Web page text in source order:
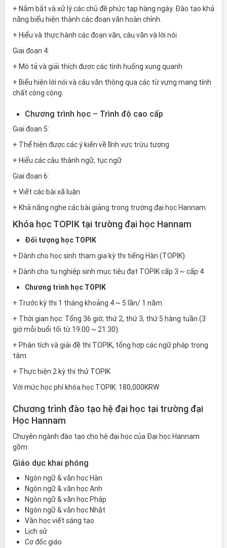
+ Nắm bắt và xử lý các chủ đề phức tạp hàng ngày. Đào tạo khả
năng biểu hiện thành các đoạn văn hoàn chỉnh.
+ Hiểu và thực hành các đoạn văn, câu văn và lời nói
Giai đoạn 4:
+ Mô tả và giải thích được các tình huống xung quanh
+ Biểu hiện lời nói và câu văn thông qua các từ vựng mang tính
chất công cộng.
Chương trình học – Trình độ cao cấp
Giai đoạn 5:
+ Thể hiện được các ý kiến về lĩnh vực trừu tượng
+ Hiểu các câu thành ngữ, tục ngữ
Giai đoạn 6:
+ Viết các bài xã luận
+ Khả năng nghe các bài giảng trong trường đại học Hannam
Khóa học TOPIK tại trường đại học Hannam
Đối tượng học TOPIK
+ Dành cho học sinh tham gia kỳ thi tiếng Hàn (TOPIK)
+ Dành cho tu nghiệp sinh mục tiêu đạt TOPIK cấp 3 ~ cấp 4
Chương trình học TOPIK
+ Trước kỳ thi 1 tháng khoảng 4 ~ 5 lần/ 1 năm
+ Thời gian học: Tổng 36 giờ; thứ 2, thứ 3, thứ 5 hàng tuần (3
giờ mỗi buổi tối từ 19:00 ~ 21:30).
+ Phân tích và giải đề thi TOPIK, tổng hợp các ngữ pháp trọng
tâm
+ Thực hiện 2 kỳ thi thử TOPIK
Với mức học phí khóa học TOPIK: 180,000KRW
Chương trình đào tạo hệ đại học tại trường đại
Học Hannam
Chuyên ngành đào tạo cho hệ đại học của Đại học Hannam
gồm:
Giáo dục khai phóng
Ngôn ngữ & văn học Hàn
Ngôn ngữ & văn học Anh
Ngôn ngữ & văn học Pháp
Ngôn ngữ & văn học Nhật
Văn học viết sáng tạo
Lịch sử
Cơ đốc giáo